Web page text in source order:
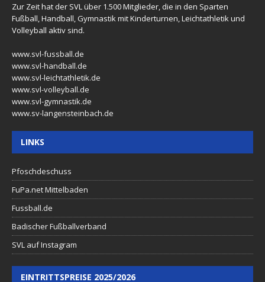
Zur Zeit hat der SVL über 1.500 Mitglieder, die in den Sparten
Fußball, Handball, Gymnastik mit Kinderturnen, Leichtathletik und
Volleyball aktiv sind.
www.svl-fussball.de
www.svl-handball.de
www.svl-leichtathletik.de
www.svl-volleyball.de
www.svl-gymnastik.de
www.sv-langensteinbach.de
LINKS
Pfoschdeschuss
FuPa.net Mittelbaden
Fussball.de
Badischer Fußballverband
SVL auf Instagram
EINTRITTSPREISE 2025/2026